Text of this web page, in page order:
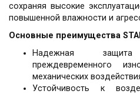
сохраняя высокие
повышенной влажности и
Основные преимущества
Надежная
преждевременного
механических
Устойчивость к